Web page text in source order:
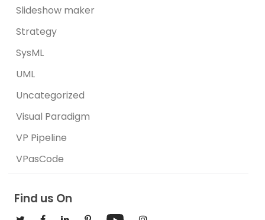
Slideshow maker
Strategy
SysML
UML
Uncategorized
Visual Paradigm
VP Pipeline
VPasCode
Find us On